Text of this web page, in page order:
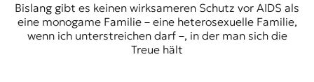
Bislang gibt es keinen wirksameren Schutz vor AIDS als
eine monogame Familie – eine heterosexuelle Familie,
wenn ich unterstreichen darf –, in der man sich die
Treue hält